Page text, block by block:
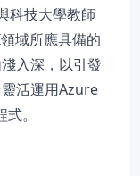
科技大學教師
域所應具備的
入深，以引發
活運用Azure
。